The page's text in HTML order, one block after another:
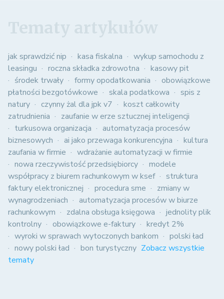
jak sprawdzić nip kasa fiskalna
wykup samochodu z
leasingu
roczna składka zdrowotna
kasowy pit
środek trwały
formy opodatkowania
obowiązkowe
płatności bezgotówkowe
skala podatkowa
spis z
natury
czynny żal dla jpk v7
koszt całkowity
zatrudnienia
zaufanie w erze sztucznej inteligencji
turkusowa organizacja
automatyzacja procesów
biznesowych
ai jako przewaga konkurencyjna
kultura
zaufania w firmie
wdrażanie automatyzacji w firmie
nowa rzeczywistość przedsiębiorcy
modele
współpracy z biurem rachunkowym w ksef
struktura
faktury elektronicznej
procedura sme
zmiany w
wynagrodzeniach
automatyzacja procesów w biurze
rachunkowym
zdalna obsługa księgowa
jednolity plik
kontrolny
obowiązkowe e-faktury
kredyt 2%
wyroki w sprawach wytoczonych bankom
polski ład
nowy polski ład
bon turystyczny Zobacz wszystkie
tematy